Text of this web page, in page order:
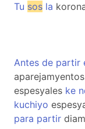
Tu sos la
Antes de partir
espesyales ke
kuchiyo
para partir